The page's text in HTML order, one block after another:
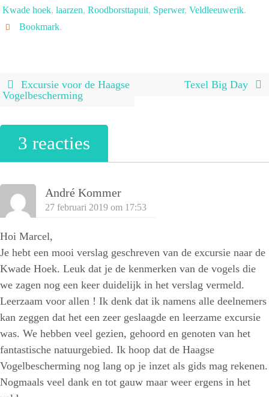
Kwade hoek, laarzen, Roodborsttapuit, Sperwer, Veldleeuwerik.
Bookmark.
Excursie voor de Haagse
Vogelbescherming
Texel Big Day
3 reacties
André Kommer
27 februari 2019 om 17:53
Hoi Marcel,
Je hebt een mooi verslag geschreven van de excursie naar de
Kwade Hoek. Leuk dat je de kenmerken van de vogels die
we zagen nog een keer duidelijk in het verslag vermeld.
Leerzaam voor allen ! Ik denk dat ik namens alle deelnemers
kan zeggen dat het een zeer geslaagde en leerzame excursie
was. We hebben veel gezien, gehoord en genoten van het
fantastische natuurgebied. Ik hoop dat de Haagse
Vogelbescherming nog lang op je inzet als gids mag rekenen.
Nogmaals veel dank en tot gauw maar weer ergens in het